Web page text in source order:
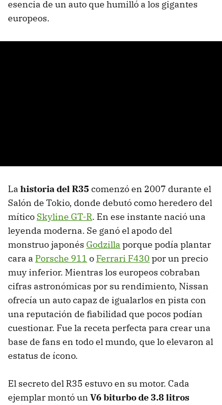
esencia de un auto que humilló a los gigantes
europeos.
La historia del R35 comenzó en 2007 durante el
Salón de Tokio, donde debutó como heredero del
mítico Skyline GT-R. En ese instante nació una
leyenda moderna. Se ganó el apodo del
monstruo japonés Godzilla porque podía plantar
cara a Porsche 911 o Ferrari F430 por un precio
muy inferior. Mientras los europeos cobraban
cifras astronómicas por su rendimiento, Nissan
ofrecía un auto capaz de igualarlos en pista con
una reputación de fiabilidad que pocos podían
cuestionar. Fue la receta perfecta para crear una
base de fans en todo el mundo, que lo elevaron al
estatus de ícono.
El secreto del R35 estuvo en su motor. Cada
ejemplar montó un V6 biturbo de 3.8 litros